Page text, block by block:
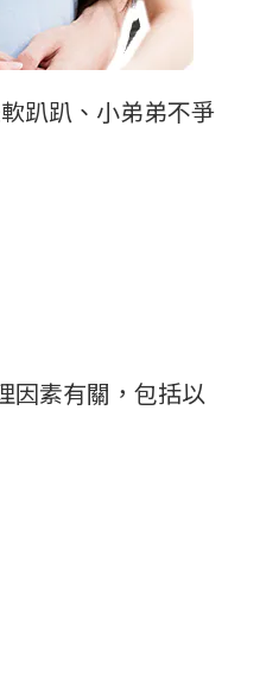
趴趴、小弟弟不爭
因素有關，包括以